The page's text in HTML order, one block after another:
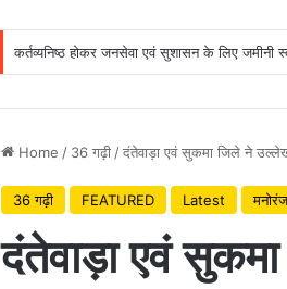
कर्तव्यनिष्ठ होकर जनसेवा एवं सुशासन के लिए जमीनी
Home / 36 गढ़ी /दंतेवाड़ा एवं सुकमा जिले ने
36 गढ़ी FEATURED Latest
दंतेवाड़ा एवं